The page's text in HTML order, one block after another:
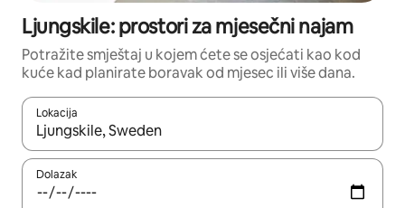
Ljungskile: prostori za mjesečni najam
Potražite smještaj u kojem ćete se osjećati kao kod
kuće kad planirate boravak od mjesec ili više dana.
Lokacija
Kada budu dostupni rezultati, moći ćete ih pregledati
Dolazak